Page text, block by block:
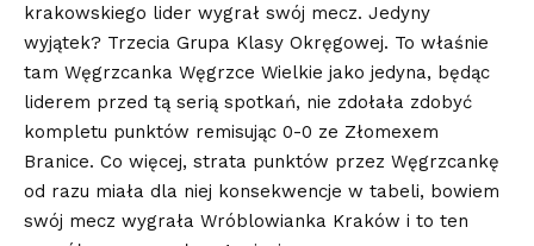
krakowskiego lider wygrał swój mecz. Jedyny
wyjątek? Trzecia Grupa Klasy Okręgowej. To właśnie
tam Węgrzcanka Węgrzce Wielkie jako jedyna, będąc
liderem przed tą serią spotkań, nie zdołała zdobyć
kompletu punktów remisując 0-0 ze Złomexem
Branice. Co więcej, strata punktów przez Węgrzcankę
od razu miała dla niej konsekwencje w tabeli, bowiem
swój mecz wygrała Wróblowianka Kraków i to ten